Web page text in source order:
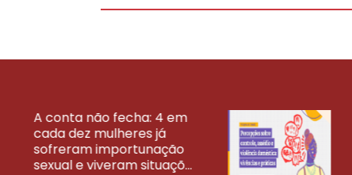
A conta não fecha: 4 em
cada dez mulheres já
sofreram importunação
sexual e viveram situaçõ...
VEJA MAIS